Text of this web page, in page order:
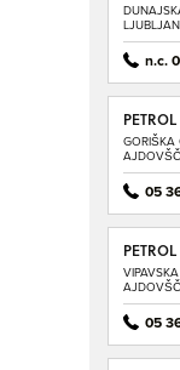
n.c.
SERVIS
GORIŠKA
05
SERVIS
05